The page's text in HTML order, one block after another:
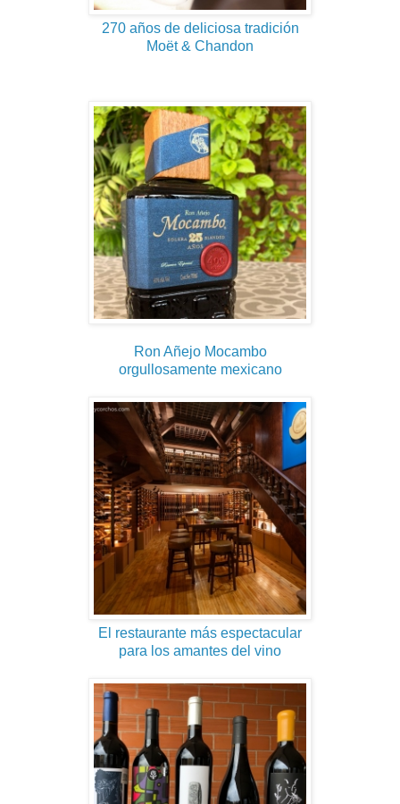
270 años de deliciosa tradición
Moët & Chandon
Ron Añejo Mocambo
orgullosamente mexicano
El restaurante más espectacular
para los amantes del vino